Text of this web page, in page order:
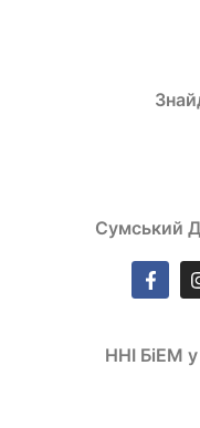
Сумський
ННІ БіЕМ